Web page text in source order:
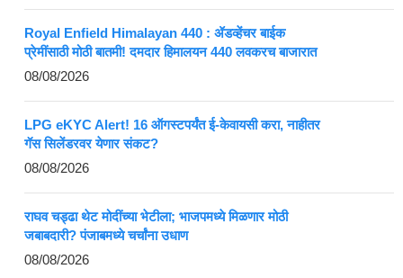
Royal Enfield Himalayan 440 : ॲडव्हेंचर बाईक
प्रेमींसाठी मोठी बातमी! दमदार हिमालयन 440 लवकरच बाजारात
08/08/2026
LPG eKYC Alert! 16 ऑगस्टपर्यंत ई-केवायसी करा, नाहीतर
गॅस सिलेंडरवर येणार संकट?
08/08/2026
राघव चड्ढा थेट मोदींच्या भेटीला; भाजपमध्ये मिळणार मोठी
जबाबदारी? पंजाबमध्ये चर्चांना उधाण
08/08/2026